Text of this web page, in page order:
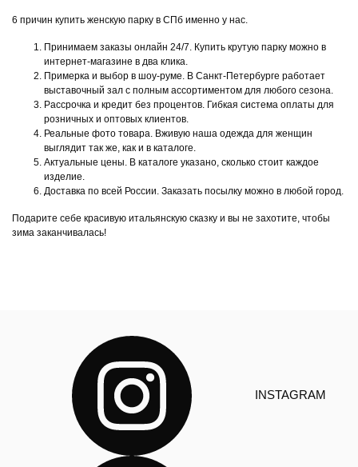
6 причин купить женскую парку в СПб именно у нас.
Принимаем заказы онлайн 24/7. Купить крутую парку можно в
интернет-магазине в два клика.
Примерка и выбор в шоу-руме. В Санкт-Петербурге работает
выставочный зал с полным ассортиментом для любого сезона.
Рассрочка и кредит без процентов. Гибкая система оплаты для
розничных и оптовых клиентов.
Реальные фото товара. Вживую наша одежда для женщин
выглядит так же, как и в каталоге.
Актуальные цены. В каталоге указано, сколько стоит каждое
изделие.
Доставка по всей России. Заказать посылку можно в любой город.
Подарите себе красивую итальянскую сказку и вы не захотите, чтобы
зима заканчивалась!
INSTAGRAM